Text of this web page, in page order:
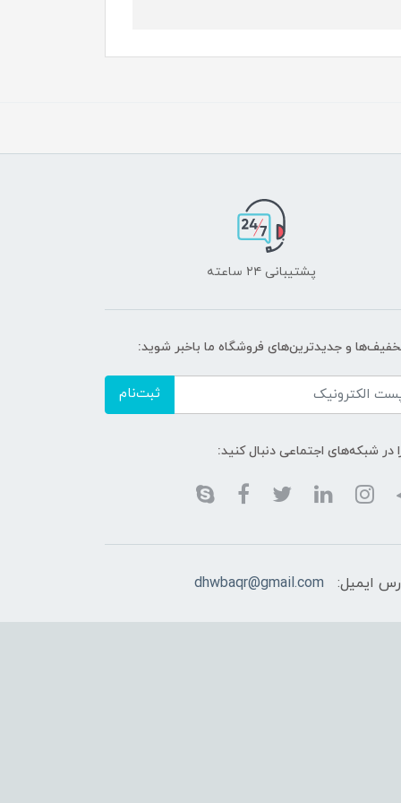
پشتیبانی ۲۴ ساعته
و جدیدترین‌های فروشگاه ما باخبر شوید:
ثبت‌نام
در شبکه‌های اجتماعی دنبال کنید:
ایمیل: dhwbaqr@gmail.com